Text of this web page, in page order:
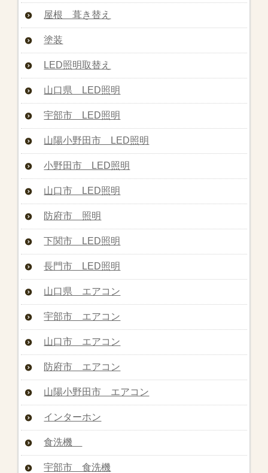
屋根 葺き替え
塗装
LED照明取替え
山口県 LED照明
宇部市 LED照明
山陽小野田市 LED照明
小野田市 LED照明
山口市 LED照明
防府市 照明
下関市 LED照明
長門市 LED照明
山口県 エアコン
宇部市 エアコン
山口市 エアコン
防府市 エアコン
山陽小野田市 エアコン
インターホン
食洗機
宇部市 食洗機